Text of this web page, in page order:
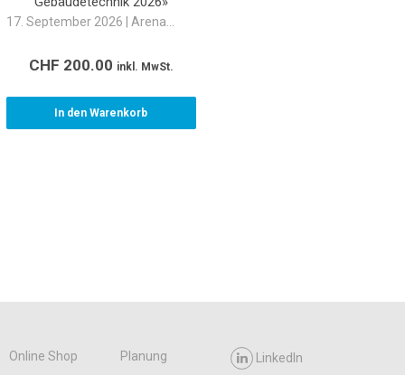
17. September 2026 | Arena
CHF 200.00 inkl. MwSt.
In den Warenkorb
Online Shop
Planung
LinkedIn